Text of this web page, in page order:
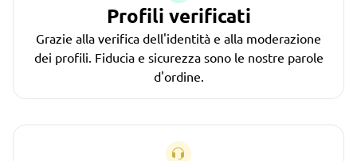
Profili verificati
Grazie alla verifica dell'identità e alla moderazione
dei profili. Fiducia e sicurezza sono le nostre parole
d'ordine.